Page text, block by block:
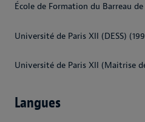
École de Formation du Barreau
Université de Paris XII (DESS)
Université de Paris XII (Maitrise
Langues